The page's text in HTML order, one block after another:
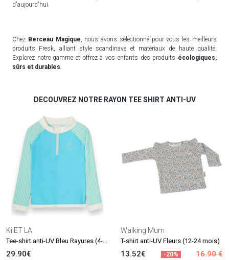
d'aujourd'hui.
Chez Berceau Magique, nous avons sélectionné pour vous les meilleurs
produits Fresk, alliant style scandinave et matériaux de haute qualité.
Explorez notre gamme et offrez à vos enfants des produits écologiques,
sûrs et durables.
DECOUVREZ NOTRE RAYON TEE SHIRT ANTI-UV
Ki ET LA
29.90€
Walking Mum
T-shirt anti-UV Fleurs (12-24 mois)
13.52€ -20% 16.90 €